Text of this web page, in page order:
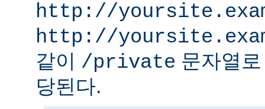
http://
http://
같이 /private 문자열
당된다.